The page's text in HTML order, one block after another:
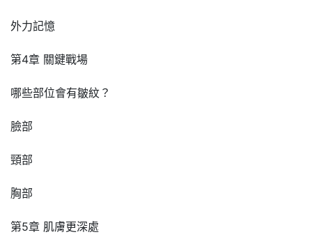
外力記憶
第4章 關鍵戰場
哪些部位會有皺紋？
臉部
頸部
胸部
第5章 肌膚更深處